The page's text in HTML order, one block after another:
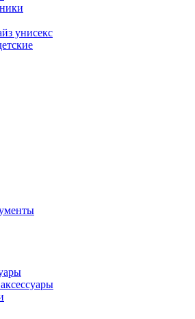
унисекс